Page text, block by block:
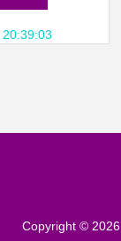
Copyright © 2026